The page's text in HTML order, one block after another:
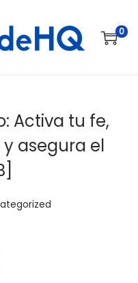
0
Activa tu fe,
asegura el
in